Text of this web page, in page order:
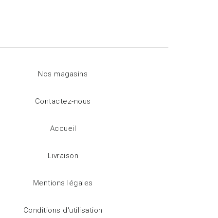
Nos magasins
Contactez-nous
Accueil
Livraison
Mentions légales
Conditions d'utilisation